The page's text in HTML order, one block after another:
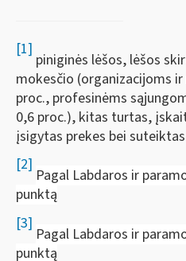
[1]
piniginės lėšos, lėšos
mokesčio (organizacijoms
proc., profesinėms
0,6 proc.), kitas turtas,
įsigytas prekes bei
[2]
Pagal Labdaros ir
punktą
[3]
Pagal Labdaros ir
punktą